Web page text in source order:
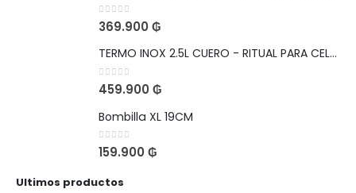
0out of 5
369.900 ₲
TERMO INOX 2.5L CUERO - RITUAL PARA CELEBRAR
0out of 5
459.900 ₲
Bombilla XL 19CM
0out of 5
159.900 ₲
Ultimos productos